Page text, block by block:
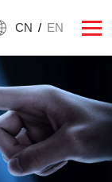
CN / EN